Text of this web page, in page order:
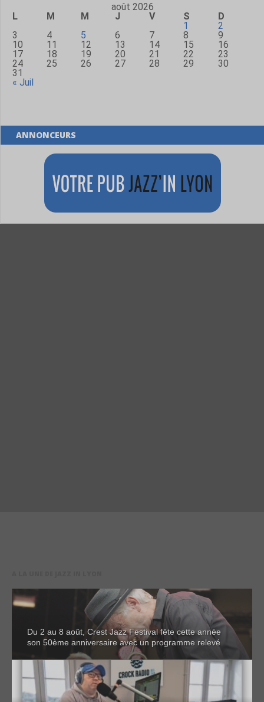
août 2026
L
M M J V S
D
1
2
3
4 5 6 7 8
9
10
11 12 13 14 15
16
17
18 19 20 21 22
23
24
25 26 27 28 29
30
31
« Juil
ANNONCEURS
Du 2 au 8 août, Crest Jazz Festival fête cette année
son 50ème anniversaire avec un programme relevé